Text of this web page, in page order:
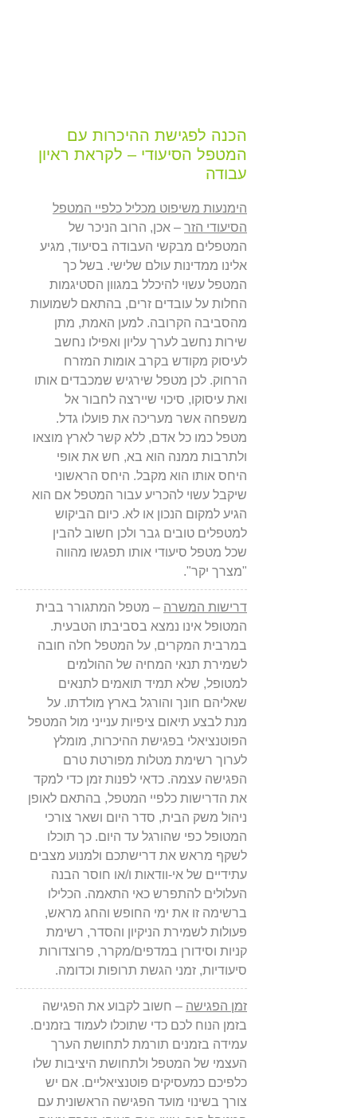
הכנה לפגישת ההיכרות עם
המטפל הסיעודי – לקראת ראיון
עבודה
הימנעות משיפוט מכליל כלפיי המטפל
הסיעודי הזר – אכן, הרוב הניכר של
המטפלים מבקשי העבודה בסיעוד, מגיע
אלינו ממדינות עולם שלישי. בשל כך
המטפל עשוי להיכלל במגוון הסטיגמות
החלות על עובדים זרים, בהתאם לשמועות
מהסביבה הקרובה. למען האמת, מתן
שירות נחשב לערך עליון ואפילו נחשב
לעיסוק מקודש בקרב אומות המזרח
הרחוק. לכן מטפל שירגיש שמכבדים אותו
ואת עיסוקו, סיכוי שיירצה לחבור אל
משפחה אשר מעריכה את פועלו גדל.
מטפל כמו כל אדם, ללא קשר לארץ מוצאו
ולתרבות ממנה הוא בא, חש את אופי
היחס אותו הוא מקבל. היחס הראשוני
שיקבל עשוי להכריע עבור המטפל אם הוא
הגיע למקום הנכון או לא. כיום הביקוש
למטפלים טובים גבר ולכן חשוב להבין
שכל מטפל סיעודי אותו תפגשו מהווה
"מצרך יקר".
דרישות המשרה – מטפל המתגורר בבית
המטופל אינו נמצא בסביבתו הטבעית.
במרבית המקרים, על המטפל חלה חובה
לשמירת תנאי המחיה של ההולמים
למטופל, שלא תמיד תואמים לתנאים
שאליהם חונך והורגל בארץ מולדתו. על
מנת לבצע תיאום ציפיות ענייני מול המטפל
הפוטנציאלי בפגישת ההיכרות, מומלץ
לערוך רשימת מטלות מפורטת טרם
הפגישה עצמה. כדאי לפנות זמן כדי למקד
את הדרישות כלפיי המטפל, בהתאם לאופן
ניהול משק הבית, סדר היום ושאר צורכי
המטופל כפי שהורגל עד היום. כך תוכלו
לשקף מראש את דרישתכם ולמנוע מצבים
עתידיים של אי-וודאות ו/או חוסר הבנה
העלולים להתפרש כאי התאמה. הכלילו
ברשימה זו את ימי החופש והחג מראש,
פעולות לשמירת הניקיון והסדר, רשימת
קניות וסידורן במדפים/מקרר, פרוצדורות
סיעודיות, זמני הגשת תרופות וכדומה.
זמן הפגישה – חשוב לקבוע את הפגישה
בזמן הנוח לכם כדי שתוכלו לעמוד בזמנים.
עמידה בזמנים תורמת לתחושת הערך
העצמי של המטפל ולתחושת היציבות שלו
כלפיכם כמעסיקים פוטנציאליים. אם יש
צורך בשינוי מועד הפגישה הראשונית עם